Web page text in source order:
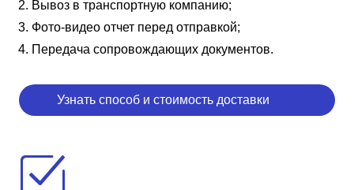
Вывоз в транспортную компанию;
Фото-видео отчет перед отправкой;
Передача сопровождающих документов.
Узнать способ и стоимость доставки